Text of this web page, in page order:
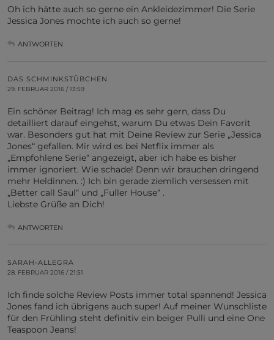
Oh ich hätte auch so gerne ein Ankleidezimmer! Die Serie
Jessica Jones mochte ich auch so gerne!
ANTWORTEN
DAS SCHMINKSTÜBCHEN
29. FEBRUAR 2016 / 13:59
Ein schöner Beitrag! Ich mag es sehr gern, dass Du
detailliert darauf eingehst, warum Du etwas Dein Favorit
war. Besonders gut hat mit Deine Review zur Serie „Jessica
Jones“ gefallen. Mir wird es bei Netflix immer als
„Empfohlene Serie“ angezeigt, aber ich habe es bisher
immer ignoriert. Wie schade! Denn wir brauchen dringend
mehr Heldinnen. :) Ich bin gerade ziemlich versessen mit
„Better call Saul“ und „Fuller House“ .
Liebste Grüße an Dich!
ANTWORTEN
SARAH-ALLEGRA
28. FEBRUAR 2016 / 21:51
Ich finde solche Review Posts immer total spannend! Jessica
Jones fand ich übrigens auch super! Auf meiner Wunschliste
für den Frühling steht definitiv ein beiger Pulli und eine One
Teaspoon Jeans!